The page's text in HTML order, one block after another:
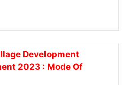
Development
2023 : Mode Of